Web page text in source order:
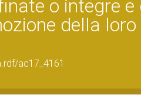
o integre
della
ac17_4161